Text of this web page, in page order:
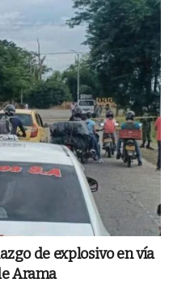
de explosivo en vía
Arama